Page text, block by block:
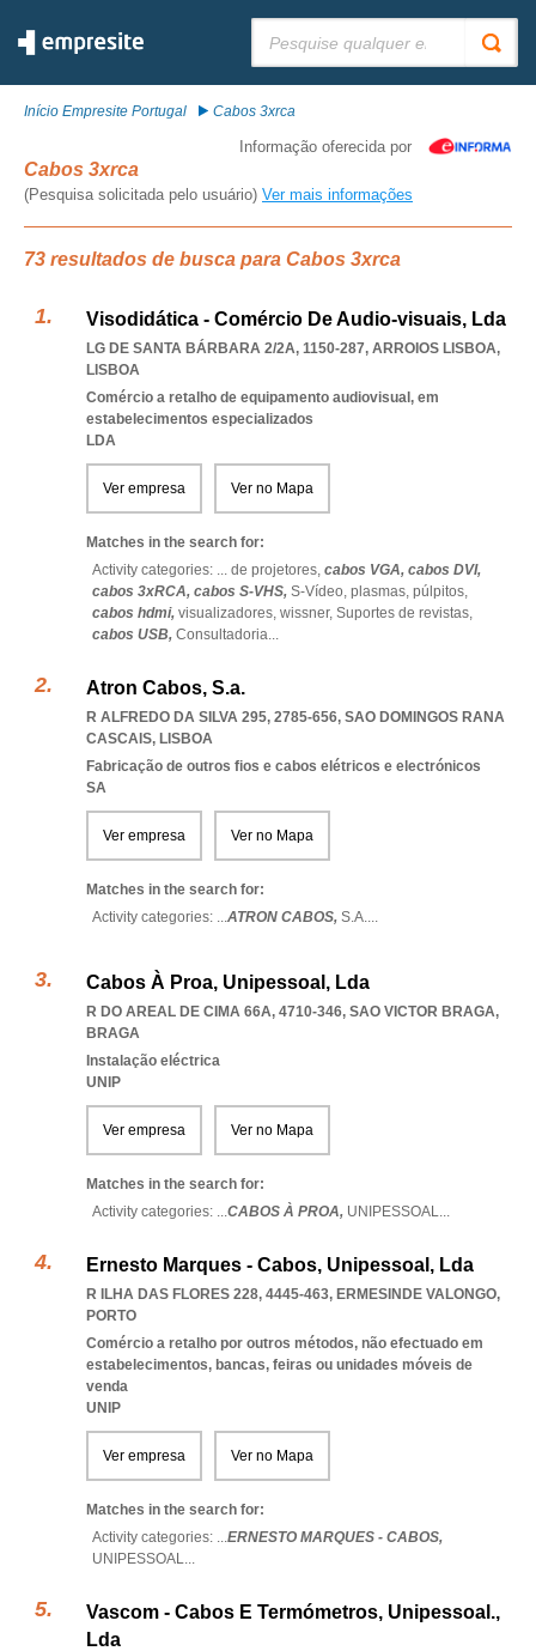
Início Empresite Portugal Cabos 3xrca
Informação oferecida por
Cabos 3xrca
(Pesquisa solicitada pelo usuário) Ver mais informações
73 resultados de busca para Cabos 3xrca
Visodidática - Comércio De Audio-visuais, Lda
LG DE SANTA BÁRBARA 2/2A, 1150-287, ARROIOS LISBOA,
LISBOA
Comércio a retalho de equipamento audiovisual, em
estabelecimentos especializados
LDA
Ver empresa Ver no Mapa
Matches in the search for:
Activity categories: ... de projetores, cabos VGA, cabos DVI,
cabos 3xRCA, cabos S-VHS, S-Vídeo, plasmas, púlpitos,
cabos hdmi, visualizadores, wissner, Suportes de revistas,
cabos USB, Consultadoria...
Atron Cabos, S.a.
R ALFREDO DA SILVA 295, 2785-656, SAO DOMINGOS RANA
CASCAIS, LISBOA
Fabricação de outros fios e cabos elétricos e electrónicos
SA
Ver empresa Ver no Mapa
Matches in the search for:
Activity categories: ...ATRON CABOS, S.A....
Cabos À Proa, Unipessoal, Lda
R DO AREAL DE CIMA 66A, 4710-346, SAO VICTOR BRAGA,
BRAGA
Instalação eléctrica
UNIP
Ver empresa Ver no Mapa
Matches in the search for:
Activity categories: ...CABOS À PROA, UNIPESSOAL...
Ernesto Marques - Cabos, Unipessoal, Lda
R ILHA DAS FLORES 228, 4445-463, ERMESINDE VALONGO,
PORTO
Comércio a retalho por outros métodos, não efectuado em
estabelecimentos, bancas, feiras ou unidades móveis de
venda
UNIP
Ver empresa Ver no Mapa
Matches in the search for:
Activity categories: ...ERNESTO MARQUES - CABOS,
UNIPESSOAL...
Vascom - Cabos E Termómetros, Unipessoal.,
Lda